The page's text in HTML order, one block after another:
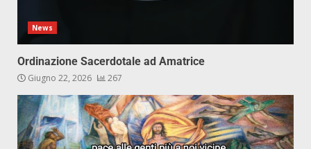
News
Ordinazione Sacerdotale ad Amatrice
Giugno 22, 2026 267